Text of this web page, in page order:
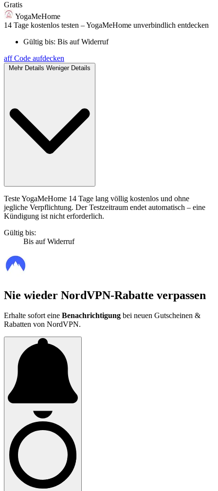
Gratis
YogaMeHome
14 Tage kostenlos testen – YogaMeHome unverbindlich entdecken
Gültig bis: Bis auf Widerruf
affCode aufdecken
Mehr Details Weniger Details
Teste YogaMeHome 14 Tage lang völlig kostenlos und ohne
jegliche Verpflichtung. Der Testzeitraum endet automatisch – eine
Kündigung ist nicht erforderlich.
Gültig bis:
Bis auf Widerruf
Nie wieder NordVPN-Rabatte verpassen
Erhalte sofort eine Benachrichtigung bei neuen Gutscheinen &
Rabatten von NordVPN.